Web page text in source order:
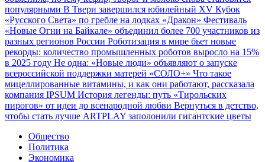
популярными В Твери завершился юбилейный XV Кубок
«Русского Света» по гребле на лодках «Дракон» Фестиваль
«Новые Огни на Байкале» объединил более 700 участников из
разных регионов России Роботизация в мире бьет новые
рекорды: количество промышленных роботов выросло на 15%
в 2025 году Не одна: «Новые люди» объявляют о запуске
всероссийской поддержки матерей «СОЛО+» Что такое
мицеллированные витамины, и как они работают, рассказала
компания IPSUM История легенды: путь «Тирольских
пирогов» от идеи до всенародной любви Вернуться в детство,
чтобы стать лучше ARTPLAY заполонили гигантские цветы
Общество
Политика
Экономика